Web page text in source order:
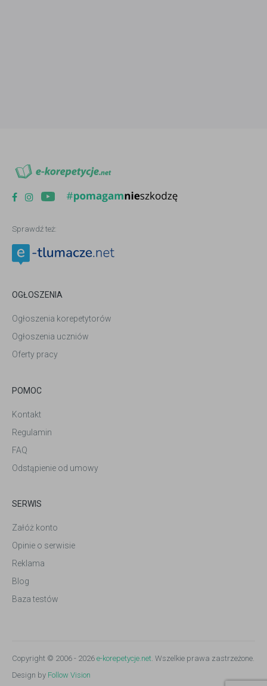
Sprawdź też:
OGŁOSZENIA
Ogłoszenia korepetytorów
Ogłoszenia uczniów
Oferty pracy
POMOC
Kontakt
Regulamin
FAQ
Odstąpienie od umowy
SERWIS
Załóż konto
Opinie o serwisie
Reklama
Blog
Baza testów
Copyright © 2006 - 2026 e-korepetycje.net. Wszelkie prawa zastrzeżone.
Design by Follow Vision